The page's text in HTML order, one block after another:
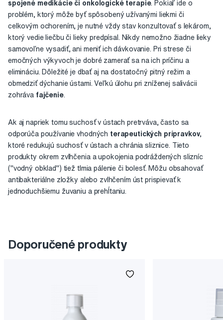
spojené medikácie či onkologické terapie. Pokiaľ ide o
problém, ktorý môže byť spôsobený užívanými liekmi či
celkovým ochorením, je nutné vždy stav konzultovať s lekárom,
ktorý vedie liečbu či lieky predpísal. Nikdy nemožno žiadne lieky
samovoľne vysadiť, ani meniť ich dávkovanie. Pri strese či
emočných výkyvoch je dobré zamerať sa na ich príčinu a
elimináciu. Dôležité je dbať aj na dostatočný pitný režim a
obmedziť dýchanie ústami. Veľkú úlohu pri zníženej salivácii
zohráva fajčenie.
Ak aj napriek tomu suchosť v ústach pretrváva, často sa
odporúča používanie vhodných terapeutických prípravkov,
ktoré redukujú suchosť v ústach a chránia sliznice. Tieto
produkty okrem zvlhčenia a upokojenia podráždených slizníc
("vodný obklad") tiež tlmia pálenie či bolesť. Môžu obsahovať
antibakteriálne zložky alebo zvlhčením úst prispievať k
jednoduchšiemu žuvaniu a prehĺtaniu.
Doporučené produkty